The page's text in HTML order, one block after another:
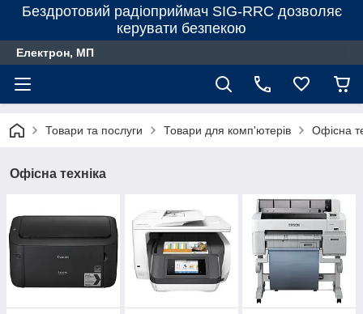
Бездротовий радіоприймач SIG-RRC дозволяє
керувати безпекою
Електрон, МП
Товари та послуги Товари для комп'ютерів Офiсна
Офiсна технiка